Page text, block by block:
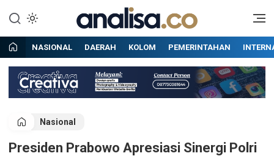
konten
Analisa
Situs berita online terpercaya
NASIONAL DAERAH KOLOM PEMERINTAHAN
Nasional
Presiden Prabowo Apresiasi Sinergi Polri